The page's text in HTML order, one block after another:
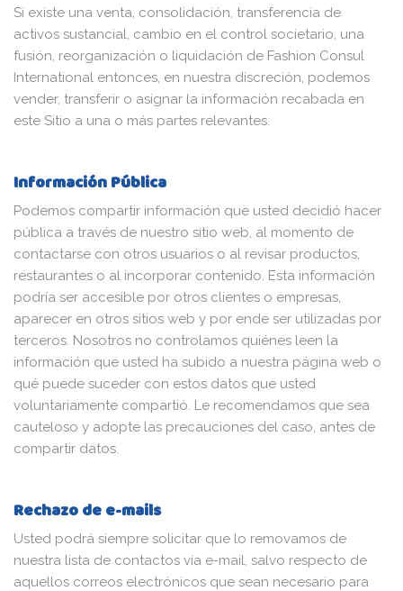
Si existe una venta, consolidación, transferencia de
activos sustancial, cambio en el control societario, una
fusión, reorganización o liquidación de Fashion Consul
International entonces, en nuestra discreción, podemos
vender, transferir o asignar la información recabada en
este Sitio a una o más partes relevantes.
Información Pública
Podemos compartir información que usted decidió hacer
pública a través de nuestro sitio web, al momento de
contactarse con otros usuarios o al revisar productos,
restaurantes o al incorporar contenido. Esta información
podría ser accesible por otros clientes o empresas,
aparecer en otros sitios web y por ende ser utilizadas por
terceros. Nosotros no controlamos quiénes leen la
información que usted ha subido a nuestra página web o
qué puede suceder con estos datos que usted
voluntariamente compartió. Le recomendamos que sea
cauteloso y adopte las precauciones del caso, antes de
compartir datos.
Rechazo de e-mails
Usted podrá siempre solicitar que lo removamos de
nuestra lista de contactos vía e-mail, salvo respecto de
aquellos correos electrónicos que sean necesario para